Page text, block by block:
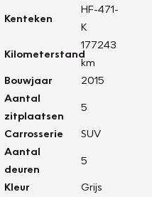
Kenteken
HF-471-
K
Kilometerstand
177243
km
Bouwjaar
2015
Aantal
zitplaatsen
5
Carrosserie
SUV
Aantal
deuren
5
Kleur
Grijs